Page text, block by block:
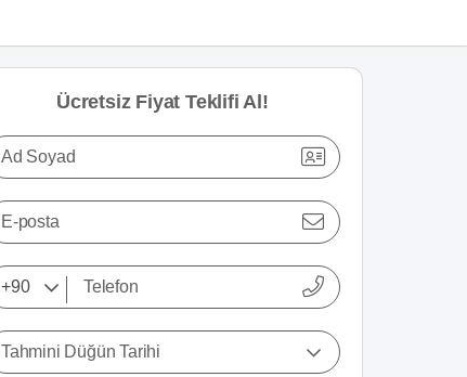
Ücretsiz Fiyat Teklifi Al!
Ad Soyad
E-posta
Tahmini Düğün Tarihi